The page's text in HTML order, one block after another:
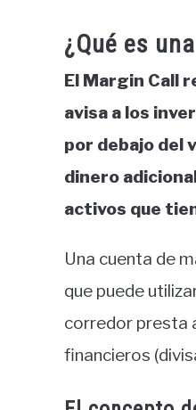
¿Qué es
El Margin Call
avisa a los
por debajo del
dinero
activos que
Una cuenta de
que puede
corredor presta
financieros